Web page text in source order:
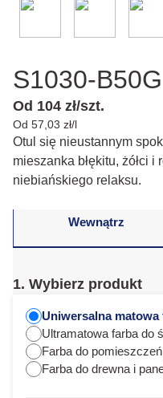
S1030-B50G
Od 104 zł/szt.
Od 57,03 zł/l
Otul się nieustannym
mieszanka błękitu, żółci
niebiańskiego relaksu.
Wewnątrz
1. Wybierz produkt
Uniwersalna
Ultramatowa farba do
Farba do
Farba do drewna i